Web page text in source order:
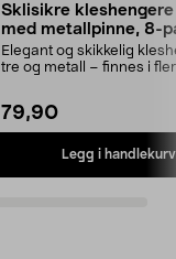
Sklisikre
med metallpinne, 8-
Elegant og skikkelig
tre og metall – finnes i
79,90
Legg i handlekurv